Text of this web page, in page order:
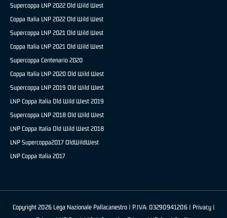
Supercoppa LNP 2022 Old Wild West
Coppa Italia LNP 2022 Old Wild West
Supercoppa LNP 2021 Old Wild West
Coppa Italia LNP 2021 Old Wild West
Supercoppa Centenario 2020
Coppa Italia LNP 2020 Old Wild West
Supercoppa LNP 2019 Old Wild West
LNP Coppa Italia Old Wild West 2019
Supercoppa LNP 2018 Old Wild West
LNP Coppa Italia Old Wild West 2018
LNP Supercoppa2017 OldWildWest
LNP Coppa Italia 2017
Copyright 2026 Lega Nazionale Pallacanestro | P.IVA: 03290941206 | Privacy|